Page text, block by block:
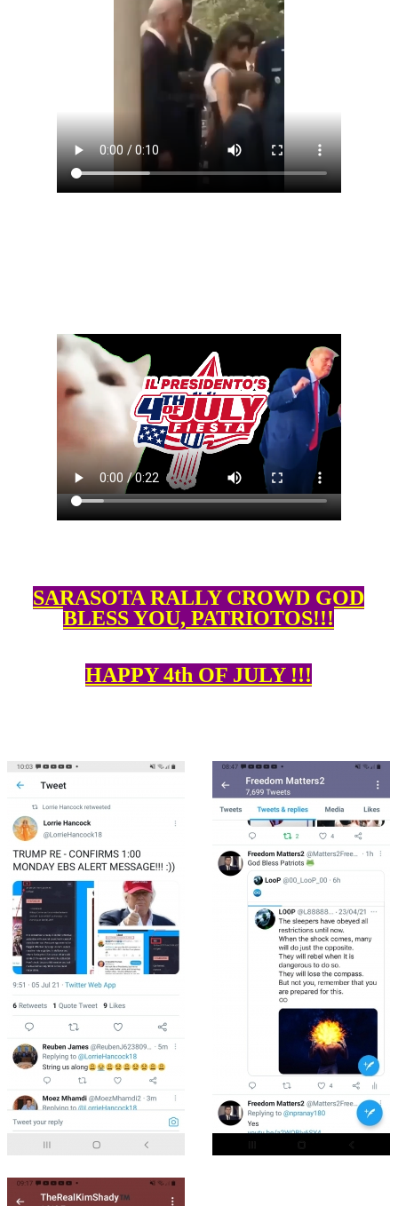
SARASOTA RALLY CROWD GOD
BLESS YOU, PATRIOTOS!!!
HAPPY 4th OF JULY !!!